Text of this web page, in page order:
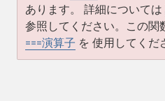
あります。 詳細については
参照してください。この関
===演算子 を 使用してくだ